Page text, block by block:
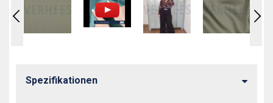
Spezifikationen